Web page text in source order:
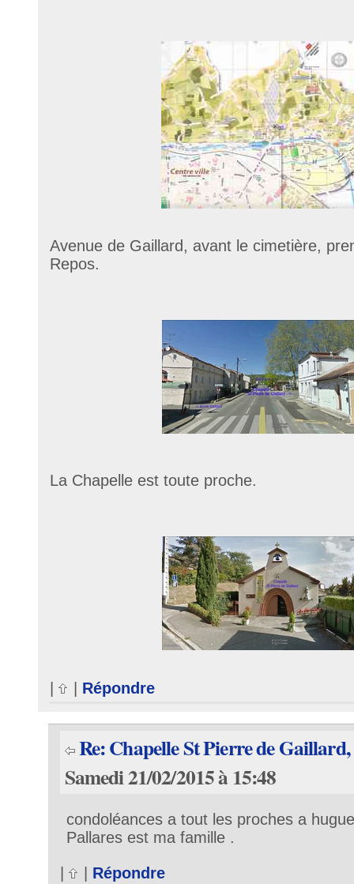
Avenue de Gaillard, avant le cimetière,
Repos.
La Chapelle est toute proche.
Répondre
Re: Chapelle St Pierre de
Samedi 21/02/2015 à 15:48
condoléances a tout les proches a
Pallares est ma famille .
| | Répondre